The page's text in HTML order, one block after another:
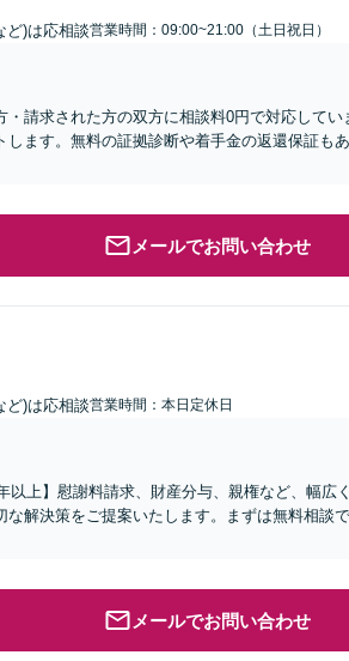
ど)は応相談営業時間：09:00~21:00（土日祝日）
請求された方の双方に相談料0円で対応してい
ます。無料の証拠診断や着手金の返還保証も
メールでお問い合わせ
ど)は応相談営業時間：本日定休日
以上】慰謝料請求、財産分与、親権など、幅広
解決策をご提案いたします。まずは無料相談
メールでお問い合わせ